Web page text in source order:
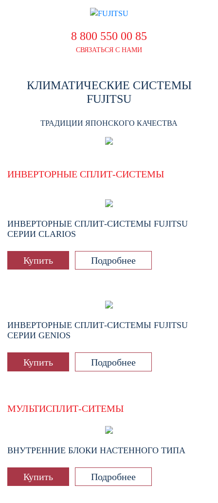
8 800 550 00 85
СВЯЗАТЬСЯ С НАМИ
КЛИМАТИЧЕСКИЕ СИСТЕМЫ
FUJITSU
ТРАДИЦИИ ЯПОНСКОГО КАЧЕСТВА
ИНВЕРТОРНЫЕ СПЛИТ-СИСТЕМЫ
ИНВЕРТОРНЫЕ СПЛИТ-СИСТЕМЫ FUJITSU
СЕРИИ CLARIOS
Купить Подробнее
ИНВЕРТОРНЫЕ СПЛИТ-СИСТЕМЫ FUJITSU
СЕРИИ GENIOS
Купить Подробнее
МУЛЬТИСПЛИТ-СИТЕМЫ
ВНУТРЕННИЕ БЛОКИ НАСТЕННОГО ТИПА
Купить Подробнее